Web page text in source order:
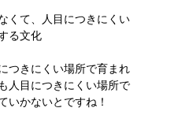
くて、人目につきにくい
る文化
きにくい場所で育まれ
人目につきにくい場所で
いかないとですね！